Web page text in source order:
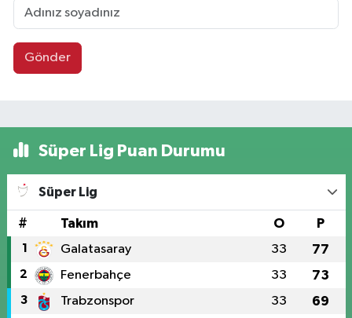
Gönder
Süper Lig Puan Durumu
Süper Lig
# Takım O P
1 Galatasaray 33 77
2 Fenerbahçe 33 73
3 Trabzonspor 33 69